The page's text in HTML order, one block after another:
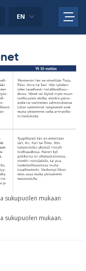
EN
sukupuolen mukaan
sukupuolen mukaan.